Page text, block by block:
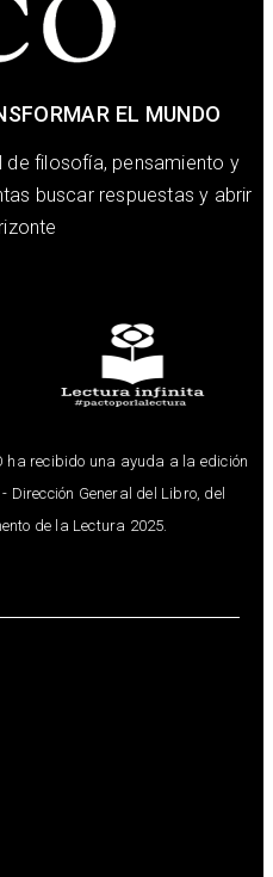
EL MUNDO
de filosofía, pensamiento y
buscar respuestas y abrir
ha recibido una ayuda a la edición
Dirección General del Libro, del
de la Lectura 2025.